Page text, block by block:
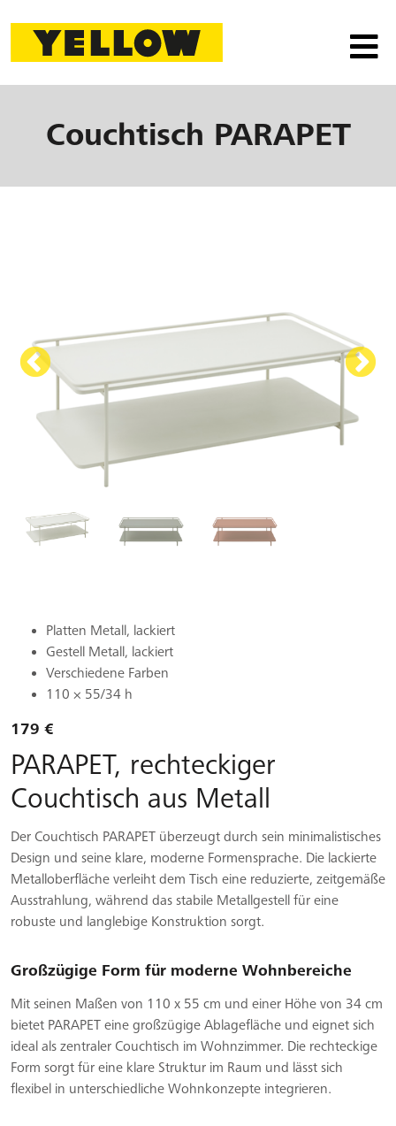
Couchtisch PARAPET
Platten Metall, lackiert
Gestell Metall, lackiert
Verschiedene Farben
110 × 55/34 h
179 €
PARAPET, rechteckiger
Couchtisch aus Metall
Der Couchtisch PARAPET überzeugt durch sein minimalistisches
Design und seine klare, moderne Formensprache. Die lackierte
Metalloberfläche verleiht dem Tisch eine reduzierte, zeitgemäße
Ausstrahlung, während das stabile Metallgestell für eine
robuste und langlebige Konstruktion sorgt.
Großzügige Form für moderne Wohnbereiche
Mit seinen Maßen von 110 x 55 cm und einer Höhe von 34 cm
bietet PARAPET eine großzügige Ablagefläche und eignet sich
ideal als zentraler Couchtisch im Wohnzimmer. Die rechteckige
Form sorgt für eine klare Struktur im Raum und lässt sich
flexibel in unterschiedliche Wohnkonzepte integrieren.